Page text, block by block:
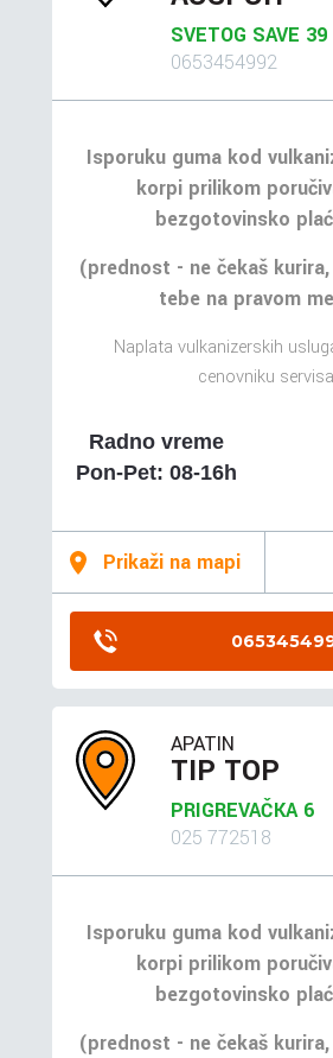
SVETOG SAVE 39
0653454992
Isporuku guma kod
korpi prilikom
bezgotovinsko
(prednost - ne čekaš
tebe na pravom
Naplata vulkanizerskih
cenovniku servisa
Radno vreme
Pon-Pet: 08-16h
Prikaži na mapi
APATIN
TIP TOP
PRIGREVAČKA 6
025 772518
Isporuku guma kod
korpi prilikom
bezgotovinsko
(prednost - ne čekaš